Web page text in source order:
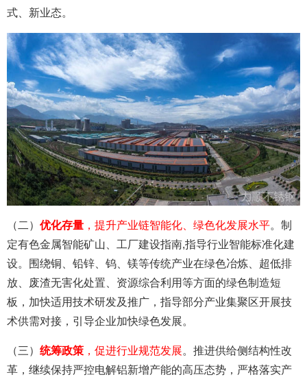
式、新业态。
（二） 优化存量 ，提升产业链智能化、绿色化发展水平。制
定有色金属智能矿山、工厂建设指南,指导行业智能标准化建
设。围绕铜、铅锌、钨、镁等传统产业在绿色冶炼、超低排
放、废渣无害化处置、资源综合利用等方面的绿色制造短
板，加快适用技术研发及推广，指导部分产业集聚区开展技
术供需对接，引导企业加快绿色发展。
（三） 统筹政策 ，促进行业规范发展。推进供给侧结构性改
革，继续保持严控电解铝新增产能的高压态势，严格落实产